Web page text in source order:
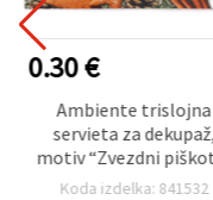
0.30 €
Ambiente trislojna
servieta za
motiv “Zvezdni
33 x 33 cm – 1 kos
Koda izdelka: 841532